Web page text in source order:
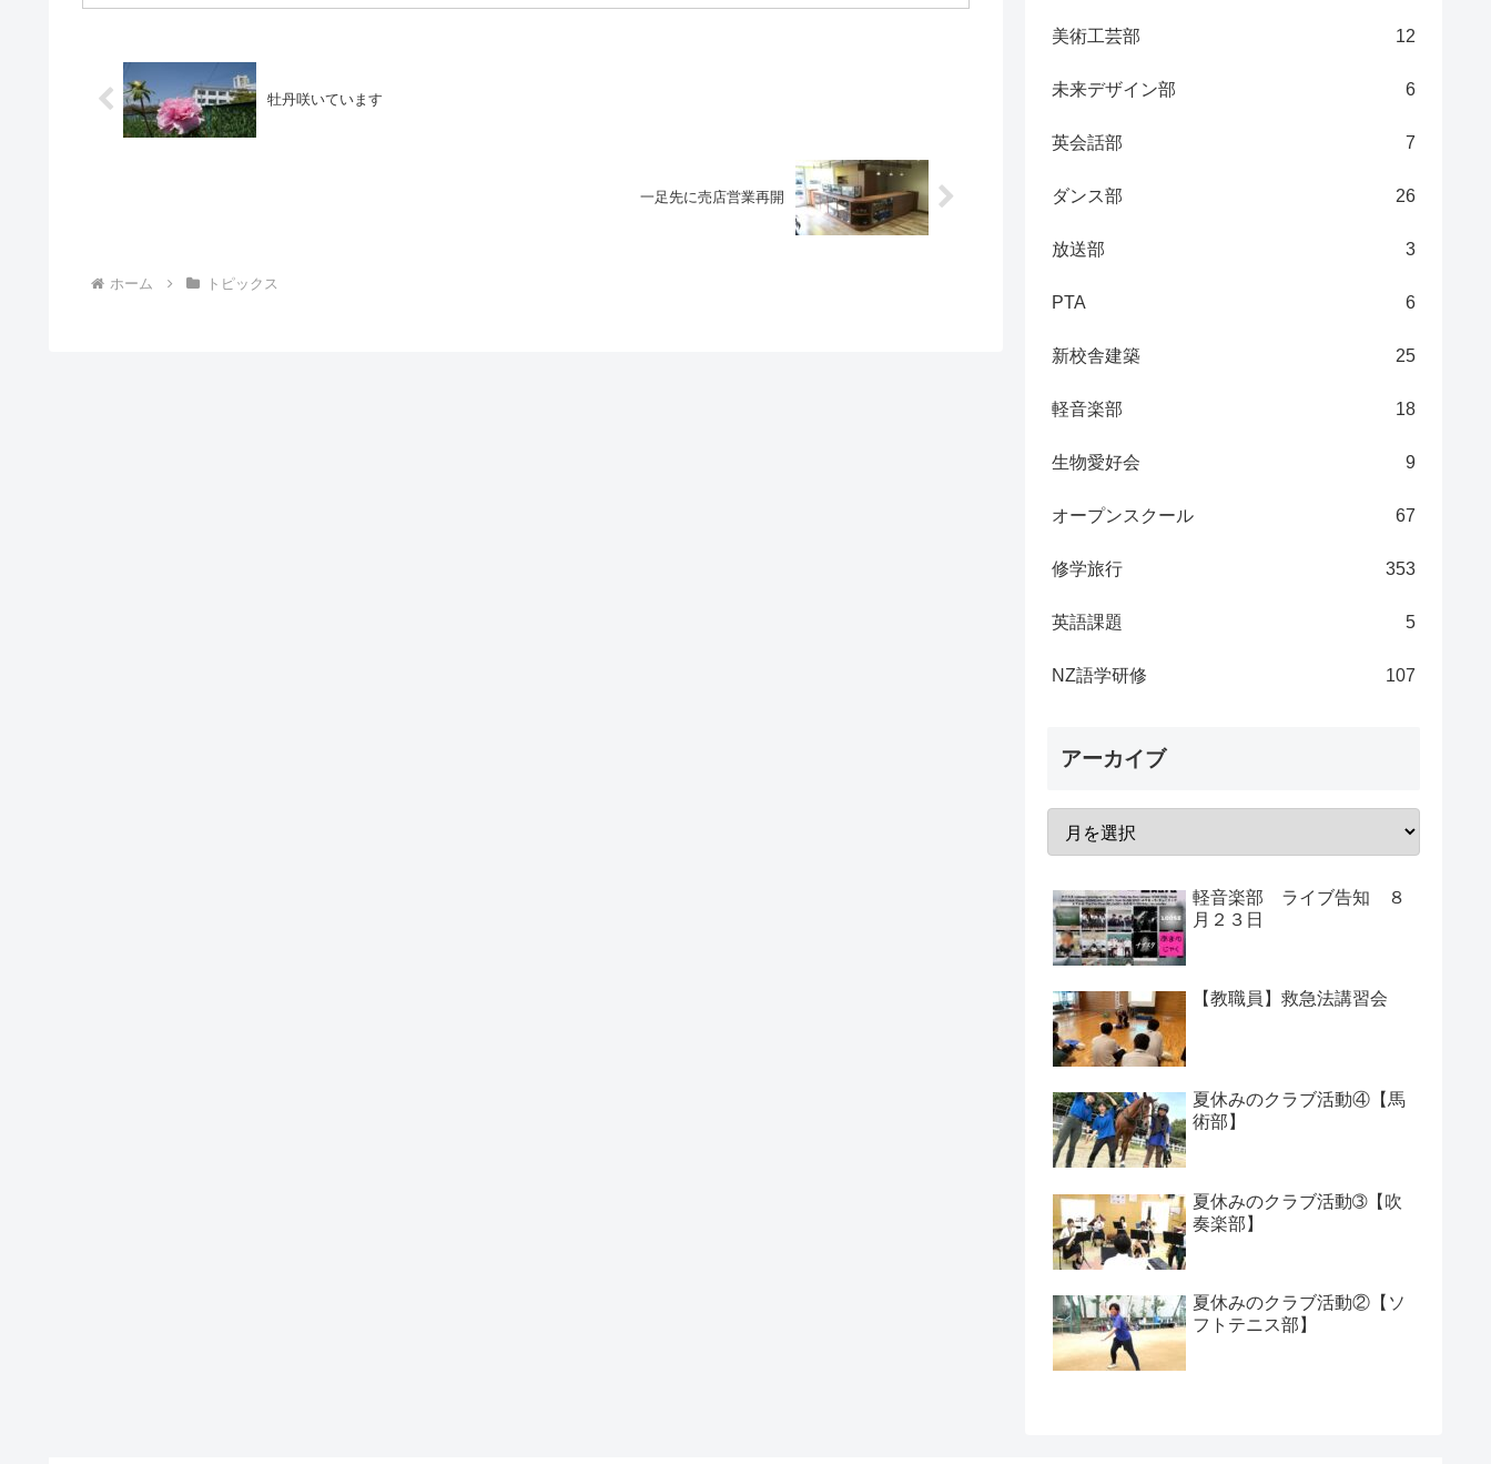
牡丹咲いています
一足先に売店営業再開
ホーム トピックス
美術工芸部 12
未来デザイン部 6
英会話部 7
ダンス部 26
放送部 3
PTA 6
新校舎建築 25
軽音楽部 18
生物愛好会 9
オープンスクール 67
修学旅行 353
英語課題 5
NZ語学研修 107
アーカイブ
軽音楽部 ライブ告知 ８
月２３日
【教職員】救急法講習会
夏休みのクラブ活動④【馬
術部】
夏休みのクラブ活動➂【吹
奏楽部】
夏休みのクラブ活動②【ソ
フトテニス部】